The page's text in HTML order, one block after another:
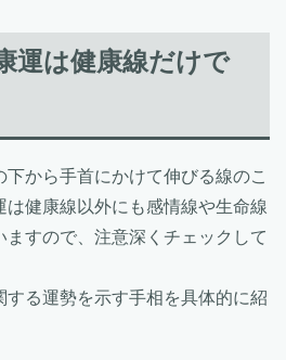
運は健康線だけで
から手首にかけて伸びる線のこ
は健康線以外にも感情線や生命線
すので、注意深くチェックして
する運勢を示す手相を具体的に紹